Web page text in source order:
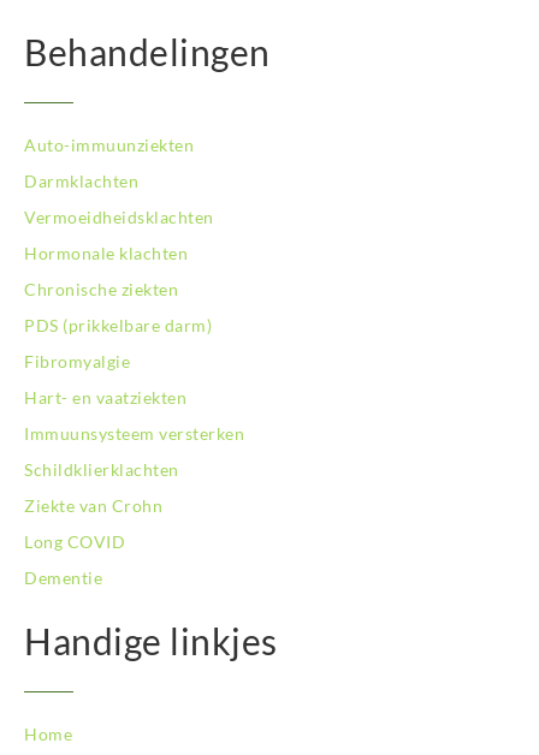
Behandelingen
Auto-immuunziekten
Darmklachten
Vermoeidheidsklachten
Hormonale klachten
Chronische ziekten
PDS (prikkelbare darm)
Fibromyalgie
Hart- en vaatziekten
Immuunsysteem versterken
Schildklierklachten
Ziekte van Crohn
Long COVID
Dementie
Handige linkjes
Home